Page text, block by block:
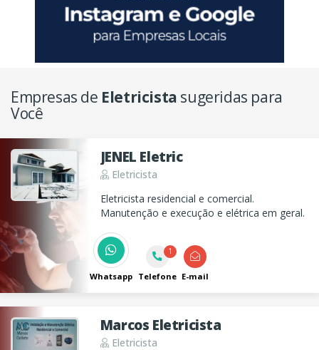
Empresas de Eletricista sugeridas para
Você
JENEL Eletric
Eletricista
Eletricista residencial e comercial.
Manutenção e execução e elétrica em geral.
Whatsapp
1
Telefone E-mail
Marcos Eletricista
Eletricista